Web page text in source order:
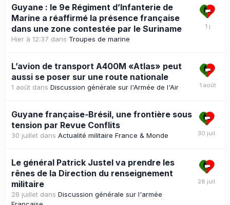
Guyane : le 9e Régiment d’Infanterie de
Marine a réaffirmé la présence française
dans une zone contestée par le Suriname
Hier à 12:37 dans Troupes de marine
L’avion de transport A400M «Atlas» peut
aussi se poser sur une route nationale
1 août dans Discussion générale sur l'Armée de l'Air
Guyane française‑Brésil, une frontière sous
tension par Revue Conflits
30 juillet dans Actualité militaire France & Monde
Le général Patrick Justel va prendre les
rênes de la Direction du renseignement
militaire
28 juillet dans Discussion générale sur l'armée